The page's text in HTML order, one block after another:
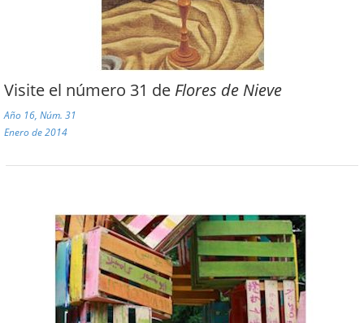
Visite el número 31 de Flores de Nieve
Año 16, Núm. 31
Enero de 2014